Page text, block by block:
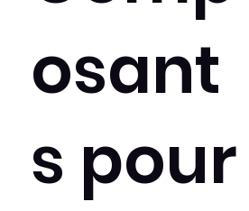
osant
s pour